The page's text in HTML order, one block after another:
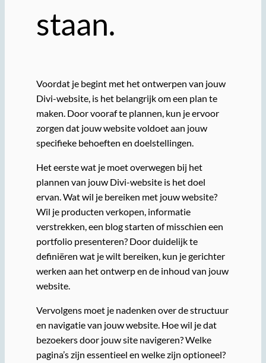
staan.
Voordat je begint met het ontwerpen van jouw
Divi-website, is het belangrijk om een plan te
maken. Door vooraf te plannen, kun je ervoor
zorgen dat jouw website voldoet aan jouw
specifieke behoeften en doelstellingen.
Het eerste wat je moet overwegen bij het
plannen van jouw Divi-website is het doel
ervan. Wat wil je bereiken met jouw website?
Wil je producten verkopen, informatie
verstrekken, een blog starten of misschien een
portfolio presenteren? Door duidelijk te
definiëren wat je wilt bereiken, kun je gerichter
werken aan het ontwerp en de inhoud van jouw
website.
Vervolgens moet je nadenken over de structuur
en navigatie van jouw website. Hoe wil je dat
bezoekers door jouw site navigeren? Welke
pagina’s zijn essentieel en welke zijn optioneel?